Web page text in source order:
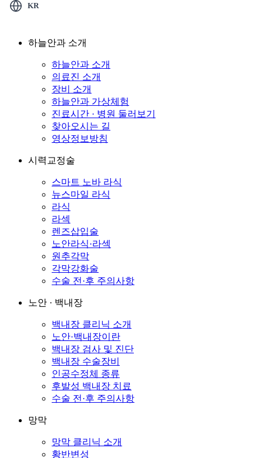
KR
하늘안과 소개
하늘안과 소개
의료진 소개
장비 소개
하늘안과 가상체험
진료시간 · 병원 둘러보기
찾아오시는 길
영상정보방침
시력교정술
스마트 노바 라식
뉴스마일 라식
라식
라섹
렌즈삽입술
노안라식·라섹
원추각막
각막강화술
수술 전·후 주의사항
노안 · 백내장
백내장 클리닉 소개
노안·백내장이란
백내장 검사 및 진단
백내장 수술장비
인공수정체 종류
후발성 백내장 치료
수술 전·후 주의사항
망막
망막 클리닉 소개
황반변성